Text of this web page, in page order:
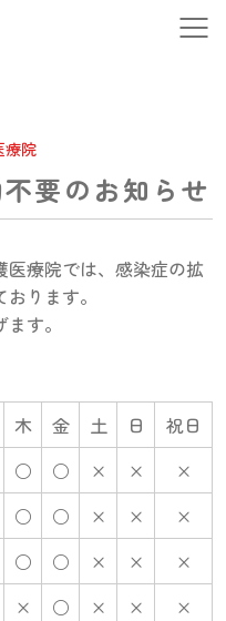
療院
要のお知らせ
療院では、感染症の拡
ります。
す。
木 金 土 日
祝日
○ ○ × ×
×
○ ○ × ×
×
○ ○ × ×
×
× ○ × ×
×